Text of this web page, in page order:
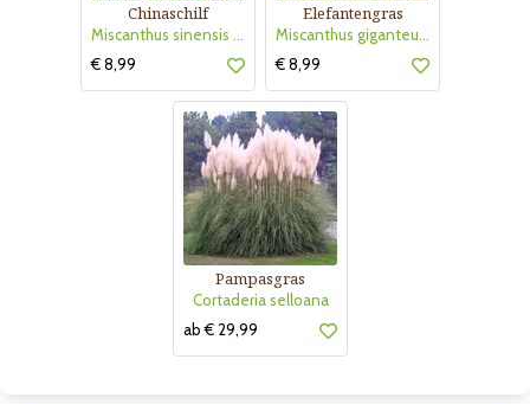
Chinaschilf
Miscanthus sinensis 'Strictus Dwarf'
€ 8,99
Elefantengras
Miscanthus giganteus 'Alligator'
€ 8,99
Pampasgras
Cortaderia selloana
ab € 29,99